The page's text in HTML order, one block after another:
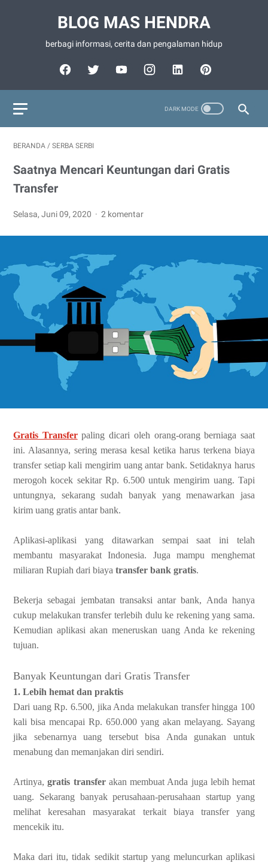
BLOG MAS HENDRA
berbagi informasi, cerita dan pengalaman hidup
BERANDA / SERBA SERBI
Saatnya Mencari Keuntungan dari Gratis
Transfer
Selasa, Juni 09, 2020 2 komentar
Gratis Transferpaling dicari oleh orang-orang berniaga saat
ini. Alasannya, sering merasa kesal ketika harus terkena biaya
transfer setiap kali mengirim uang antar bank. Setidaknya harus
merogoh kocek sekitar Rp. 6.500 untuk mengirim uang. Tapi
untungnya, sekarang sudah banyak yang menawarkan jasa
kirim uang gratis antar bank.
Aplikasi-aplikasi yang ditawarkan sempai saat ini telah
membantu masyarakat Indonesia. Juga mampu menghemat
miliaran Rupiah dari biaya transfer bank gratis.
Bekerja sebagai jembatan transaksi antar bank, Anda hanya
cukup melakukan transfer terlebih dulu ke rekening yang sama.
Kemudian aplikasi akan meneruskan uang Anda ke rekening
tujuan.
Banyak Keuntungan dari Gratis Transfer
1. Lebih hemat dan praktis
Dari uang Rp. 6.500, jika Anda melakukan transfer hingga 100
kali bisa mencapai Rp. 650.000 yang akan melayang. Sayang
jika sebenarnya uang tersebut bisa Anda gunakan untuk
menabung dan memanjakan diri sendiri.
Artinya,gratis transferakan membuat Anda juga lebih hemat
uang. Sekarang banyak perusahaan-perusahaan startup yang
melihat keresahan masyarakat terkait biaya transfer yang
mencekik itu.
Maka dari itu, tidak sedikit startup yang meluncurkan aplikasi